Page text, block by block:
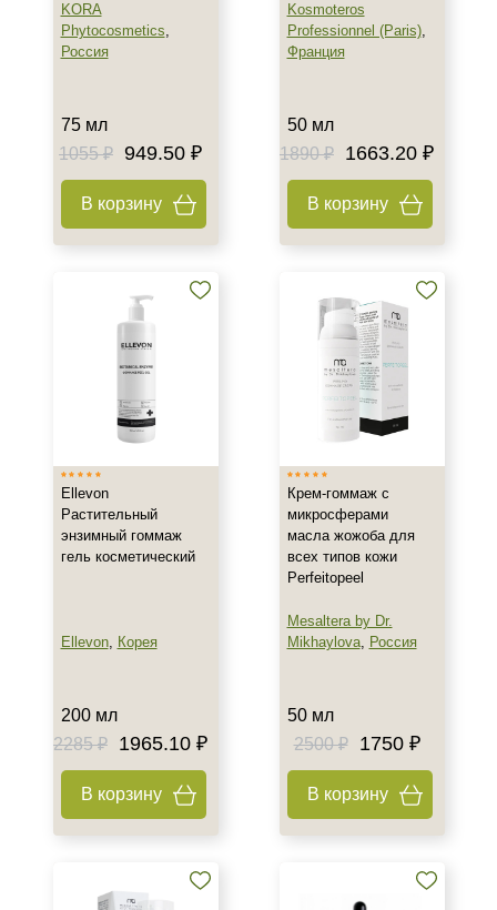
Страна
Израиль
Италия
Показать еще
Азелаиновый
Гликолевый
Джесснера
Показать еще
Класс косметики
Лечебная
Тип кожи
Жирная
Зрелая
KORA
Phytocosmetics,
Россия
75 мл
1055 ₽ 949.50 ₽
В корзину
Kosmoteros
Professionnel (Paris),
Франция
50 мл
1890 ₽
1663.20 ₽
В корзину
Ellevon
Растительный
энзимный гоммаж
гель косметический
Ellevon, Корея
200 мл
2285 ₽
1965.10 ₽
В корзину
Крем-гоммаж с
микросферами
масла жожоба для
всех типов кожи
Perfeitopeel
Mesaltera by Dr.
Mikhaylova, Россия
50 мл
2500 ₽
1750 ₽
В корзину